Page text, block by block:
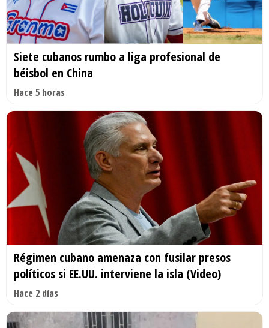
Siete cubanos rumbo a liga profesional de
béisbol en China
Hace 5 horas
Régimen cubano amenaza con fusilar presos
políticos si EE.UU. interviene la isla (Video)
Hace 2 días